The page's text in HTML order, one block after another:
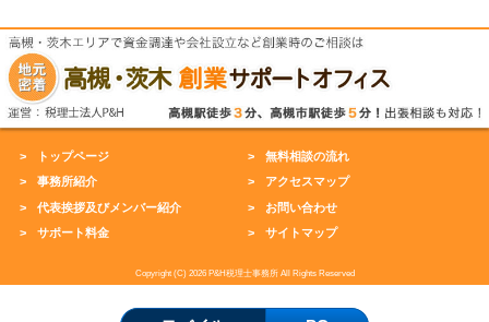
トップページ
事務所紹介
代表挨拶及びメンバー紹介
サポート料金
無料相談の流れ
アクセスマップ
お問い合わせ
サイトマップ
Copyright (C) 2026 P&H税理士事務所 All Rights Reserved